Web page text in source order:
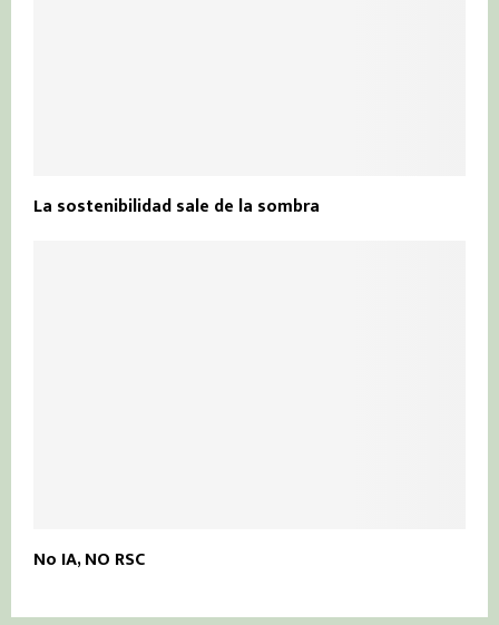
La sostenibilidad sale de la sombra
No IA, NO RSC